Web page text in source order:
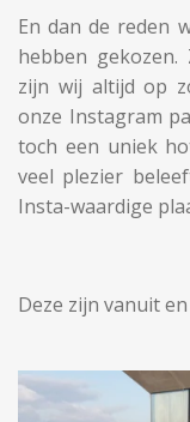
En dan de reden
hebben
zijn wij altijd op
onze Instagram
toch een uniek
veel plezier
Insta-waardige
Deze zijn vanuit